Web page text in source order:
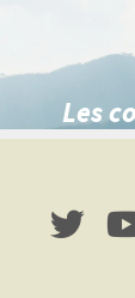
Les